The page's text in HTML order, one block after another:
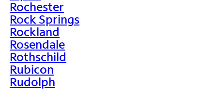
Rochester
Rock Springs
Rockland
Rosendale
Rothschild
Rubicon
Rudolph